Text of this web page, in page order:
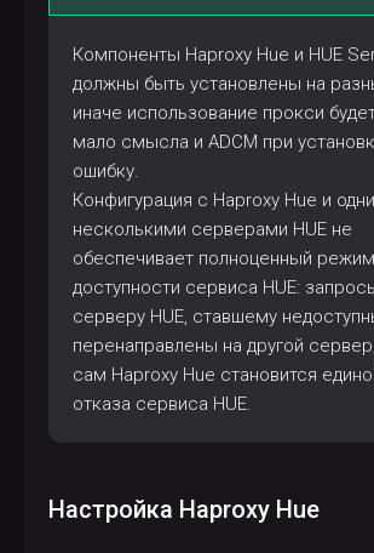
Компоненты Haproxy Hue и HUE
должны быть установлены на
иначе использование прокси
мало смысла и ADCM при
ошибку.
Конфигурация с Haproxy Hue и
несколькими серверами HUE не
обеспечивает полноценный
доступности сервиса HUE:
серверу HUE, ставшему
перенаправлены на другой
сам Haproxy Hue становится
отказа сервиса HUE.
Настройка Haproxy Hue